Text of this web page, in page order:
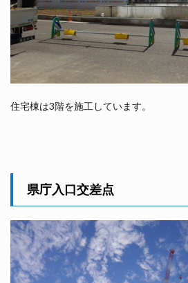
住宅棟は3階を施工しています。
県庁入口交差点